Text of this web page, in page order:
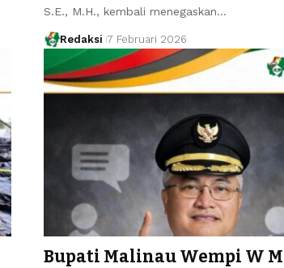
S.E., M.H., kembali menegaskan…
Redaksi 7 Februari 2026
Bupati Malinau Wempi W